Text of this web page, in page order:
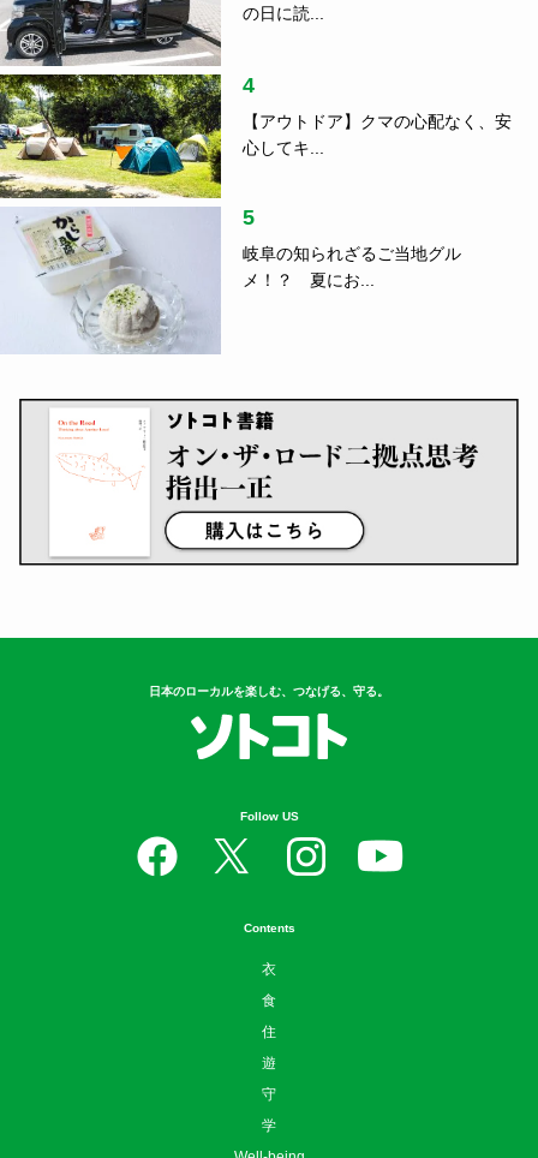
の日に読...
4
【アウトドア】クマの心配なく、安
心してキ...
5
岐阜の知られざるご当地グル
メ！？ 夏にお...
日本のローカルを楽しむ、つなげる、守る。
Follow US
Contents
衣
食
住
遊
守
学